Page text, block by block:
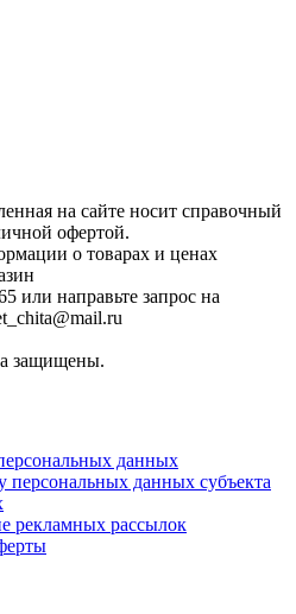
на сайте носит справочный
офертой.
о товарах и ценах
или направьте запрос на
защищены.
данных
персональных данных субъекта
рекламных рассылок